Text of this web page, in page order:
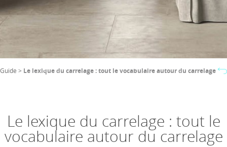
Guide > Le lexique du carrelage : tout le vocabulaire autour du carrelage
Le lexique du carrelage : tout le
vocabulaire autour du carrelage